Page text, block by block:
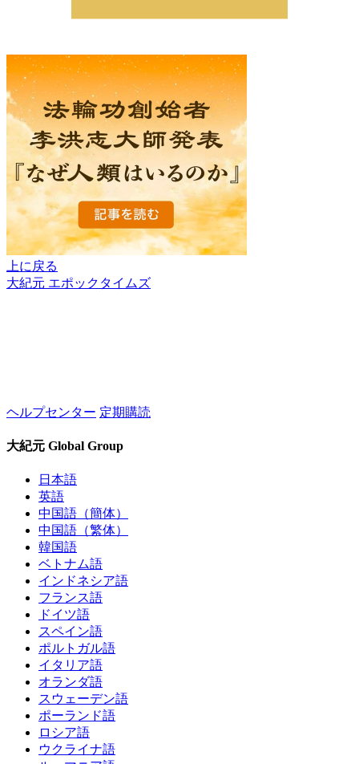
上に戻る
大紀元 エポックタイムズ
ヘルプセンター 定期購読
大紀元 Global Group
日本語
英語
中国語（簡体）
中国語（繁体）
韓国語
ベトナム語
インドネシア語
フランス語
ドイツ語
スペイン語
ポルトガル語
イタリア語
オランダ語
スウェーデン語
ポーランド語
ロシア語
ウクライナ語